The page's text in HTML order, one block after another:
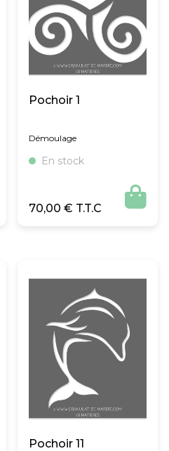
Pochoir 1
Démoulage
En stock
70,00€ 
Pochoir 11